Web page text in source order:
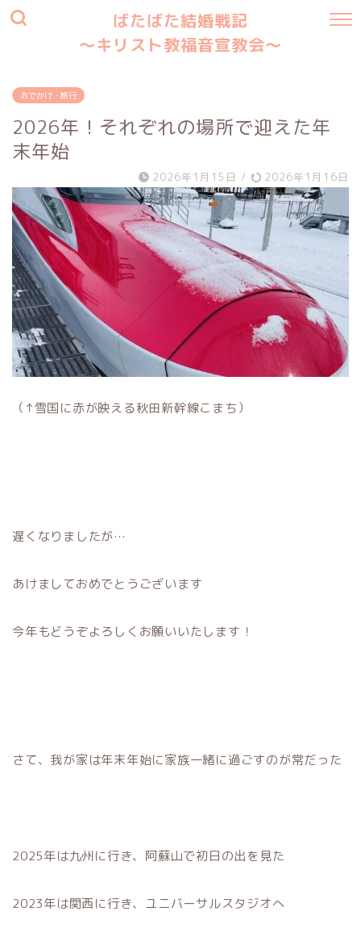
ばたばた結婚戦記
〜キリスト教福音宣教会〜
おでかけ・旅行
2026年！それぞれの場所で迎えた年
末年始
2026年1月15日 / 2026年1月16日
（↑雪国に赤が映える秋田新幹線こまち）
遅くなりましたが…
あけましておめでとうございます
今年もどうぞよろしくお願いいたします！
さて、我が家は年末年始に家族一緒に過ごすのが常だった
2025年は九州に行き、阿蘇山で初日の出を見た
2023年は関西に行き、ユニバーサルスタジオへ